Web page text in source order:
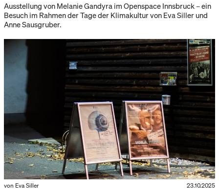
Ausstellung von Melanie Gandyra im Openspace Innsbruck – ein
Besuch im Rahmen der Tage der Klimakultur von Eva Siller und
Anne Sausgruber.
von Eva Siller 23.10.2025